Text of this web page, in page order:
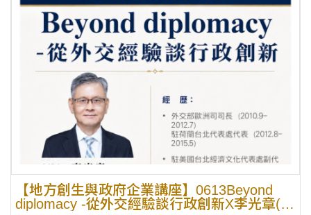
【地方創生與政府企業講座】0613Beyond
diplomacy -從外交經驗談行政創新X李光章(臺